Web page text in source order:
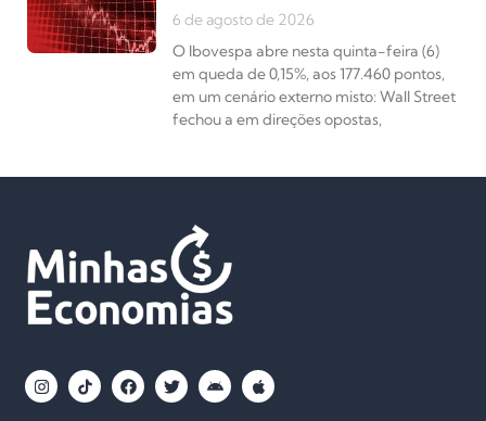
6 de agosto de 2026
O Ibovespa abre nesta quinta-feira (6)
em queda de 0,15%, aos 177.460 pontos,
em um cenário externo misto: Wall Street
fechou a em direções opostas,